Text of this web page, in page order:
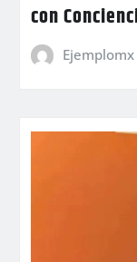
con
Ejemplomx